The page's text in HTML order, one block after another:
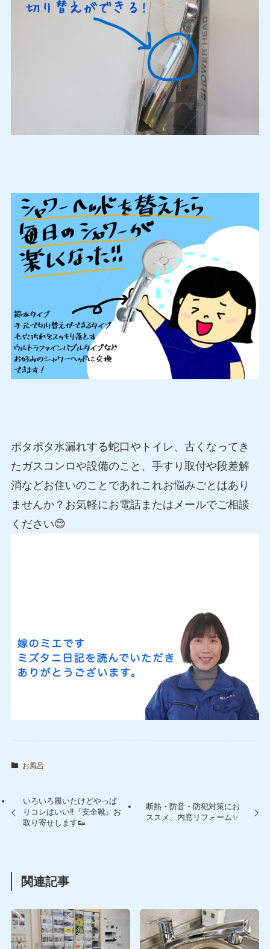
ポタポタ水漏れする蛇口やトイレ、古くなってき
たガスコンロや設備のこと、手すり取付や段差解
消などお住いのことであれこれお悩みごとはあり
ませんか？お気軽にお電話またはメールでご相談
ください😊
お風呂
いろいろ履いたけどやっぱ
りコレはいい‼『安全靴』お
取り寄せします👟
断熱・防音・防犯対策にお
ススメ、内窓リフォーム✨
関連記事